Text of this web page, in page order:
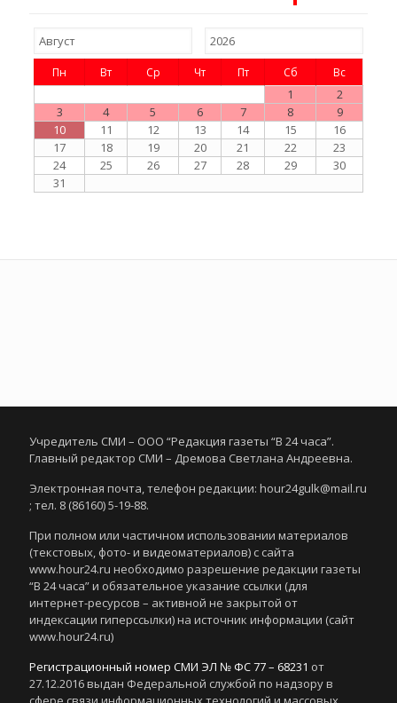
Пн Вт Ср Чт Пт Сб Вс
1
2
3
4 5 6 7 8
9
10
11 12 13 14 15
16
17
18 19 20 21 22
23
24
25 26 27 28 29
30
31
Учредитель СМИ – ООО “Редакция газеты “В 24 часа”.
Главный редактор СМИ – Дремова Светлана Андреевна.
Электронная почта, телефон редакции: hour24gulk@mail.ru
; тел. 8 (86160) 5-19-88.
При полном или частичном использовании материалов
(текстовых, фото- и видеоматериалов) с сайта
www.hour24.ru необходимо разрешение редакции газеты
“В 24 часа” и обязательное указание ссылки (для
интернет-ресурсов – активной не закрытой от
индексации гиперссылки) на источник информации (сайт
www.hour24.ru)
Регистрационный номер СМИ ЭЛ № ФС 77 – 68231 от
27.12.2016 выдан Федеральной службой по надзору в